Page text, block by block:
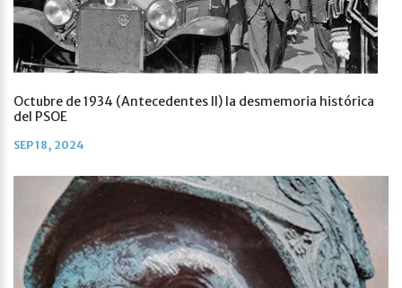
Octubre de 1934 (Antecedentes II) la desmemoria histórica
del PSOE
SEP 18, 2024